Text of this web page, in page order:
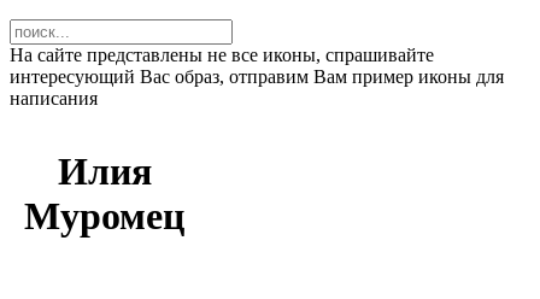
На сайте представлены не все иконы, спрашивайте
интересующий Вас образ, отправим Вам пример иконы для
написания
Илия
Муромец